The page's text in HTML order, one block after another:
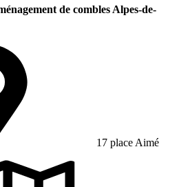
de combles Alpes-de-
17 place Aimé